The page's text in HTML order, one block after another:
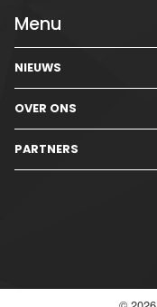
Menu
NIEUWS
OVER ONS
PARTNERS